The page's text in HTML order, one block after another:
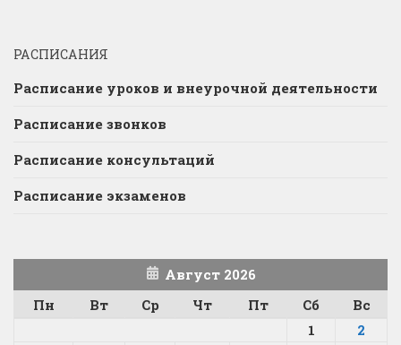
РАСПИСАНИЯ
Расписание уроков и внеурочной деятельности
Расписание звонков
Расписание консультаций
Расписание экзаменов
Август 2026
Пн
Вт Ср Чт Пт Сб
Вс
1
2